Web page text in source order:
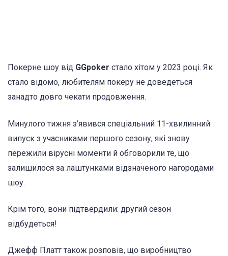
Покерне шоу від GGpoker стало хітом у 2023 році. Як
стало відомо, любителям покеру не доведеться
занадто довго чекати продовження.
Минулого тижня з’явився спеціальний 11-хвилинний
випуск з учасниками першого сезону, які знову
пережили вірусні моменти й обговорили те, що
залишилося за лаштунками відзначеного нагородами
шоу.
Крім того, вони підтвердили: другий сезон
відбудеться!
Джефф Платт також розповів, що виробництво